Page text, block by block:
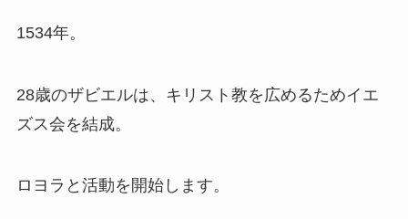
1534年。
28歳のザビエルは、キリスト教を広めるためイエ
ズス会を結成。
ロヨラと活動を開始します。